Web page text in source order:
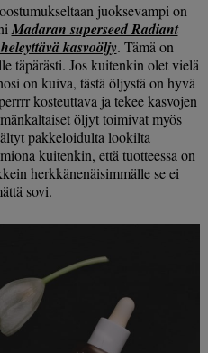
juoksevampi on
Madaran superseed Radiant
kasvoöljy. Tämä on
täpärästi. Jos kuitenkin olet vielä
on kuiva, tästä öljystä on hyvä
kosteuttava ja tekee kasvojen
öljyt toimivat myös
pakkeloidulta lookilta
kuitenkin, että tuotteessa on
herkkänenäisimmälle se ei
sovi.